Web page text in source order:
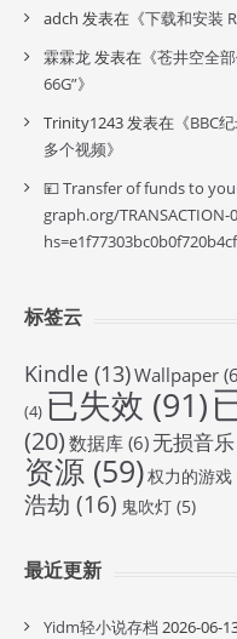
adch 发表在《下载和安装
霖霖龙发表在《苍井空全
66G”》
Trinity1243发表在《BBC
多个视频》
💴 Transfer of funds to
graph.org/TRANSACTION-
标签云
Kindle (13)Wallpaper
(4) 已失效 (91)
(20) 数据库 (6) 无损音乐
资源 (59)权力的游戏
浩劫 (16) 鬼吹灯 (5)
最近更新
Yidm轻小说存档 2026-06-